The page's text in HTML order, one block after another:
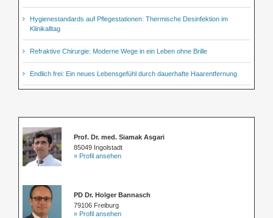
Hygienestandards auf Pflegestationen: Thermische Desinfektion im
Klinikalltag
Refraktive Chirurgie: Moderne Wege in ein Leben ohne Brille
Endlich frei: Ein neues Lebensgefühl durch dauerhafte Haarentfernung
Prof. Dr. med. Siamak Asgari
85049 Ingolstadt
» Profil ansehen
PD Dr. Holger Bannasch
79106 Freiburg
» Profil ansehen